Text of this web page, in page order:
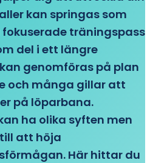
kan springas som
träningspass
del i ett längre
genomföras på plan
och många gillar att
på löparbana.
ha olika syften men
att höja
Här hittar du